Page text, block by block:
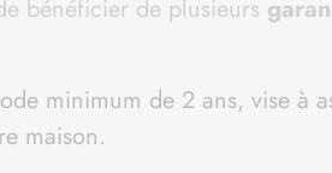
bénéficier de plusieurs
minimum de 2 ans, vise à
maison.